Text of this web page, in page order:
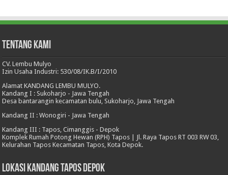
Tentang Kami
CV. Lembu Mulyo
Izin Usaha Industri: 530/08/IK.B/I/2010
Alamat KANDANG LEMBU MULYO.
Kandang I : Sukoharjo - Jawa Tengah
Desa bantarangin kecamatan bulu, Sukoharjo, Jawa Tengah
Kandang II : Wonogiri - Jawa Tengah
Kandang III : Tapos, Cimanggis - Depok
Komplek Rumah Potong Hewan (RPH) Tapos | Jl. Raya Tapos RT 003 RW 03,
Kelurahan Tapos Kecamatan Tapos, Kota Depok.
Lokasi Kandang Tapos Depok